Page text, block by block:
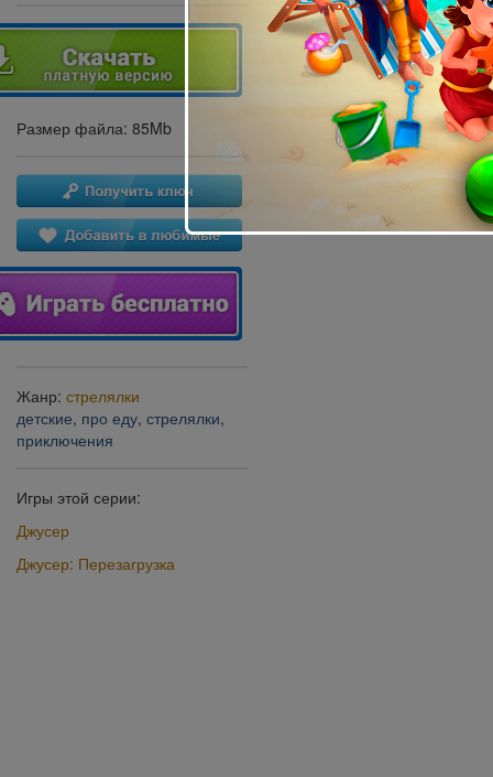
Размер файла: 85Mb
Жанр: стрелялки
детские, про еду, стрелялки,
приключения
Игры этой серии:
Джусер
Джусер: Перезагрузка